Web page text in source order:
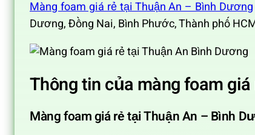
Màng foam giá rẻ tại Thuận An – Bình Dương
Dương, Đồng Nai, Bình Phước, Thành phố
Thông tin của màng foam
Màng foam giá rẻ tại Thuận An – Bình